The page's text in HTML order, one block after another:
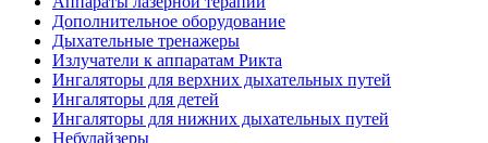
Дополнительное оборудование
Дыхательные тренажеры
Излучатели к аппаратам Рикта
Ингаляторы для верхних дыхательных путей
Ингаляторы для детей
Ингаляторы для нижних дыхательных путей
Небулайзеры